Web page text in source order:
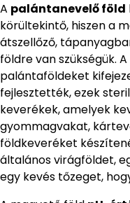
A palántanevelő föld
körültekintő, hiszen a
átszellőző,
földre van szükségük.
palántaföldeket
fejlesztették, ezek
keverékek, amelyek
gyommagvakat,
földkeveréket
általános virágföldet,
egy kevés tőzeget,